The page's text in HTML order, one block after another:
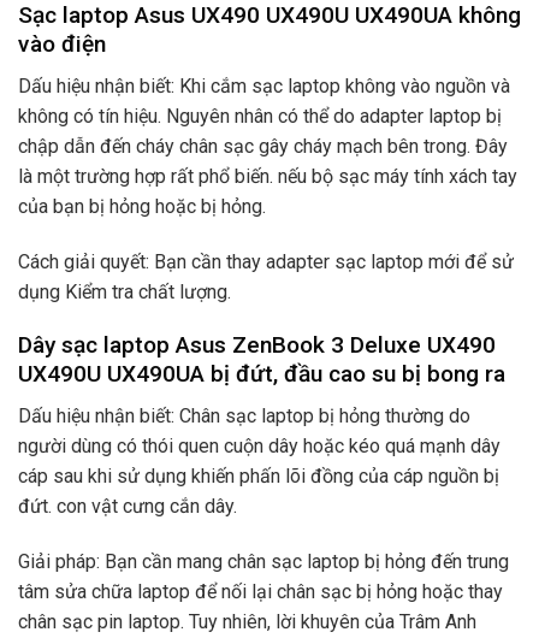
Sạc laptop Asus UX490 UX490U UX490UA không
vào điện
Dấu hiệu nhận biết: Khi cắm sạc laptop không vào nguồn và
không có tín hiệu. Nguyên nhân có thể do adapter laptop bị
chập dẫn đến cháy chân sạc gây cháy mạch bên trong. Đây
là một trường hợp rất phổ biến. nếu bộ sạc máy tính xách tay
của bạn bị hỏng hoặc bị hỏng.
Cách giải quyết: Bạn cần thay adapter sạc laptop mới để sử
dụng Kiểm tra chất lượng.
Dây sạc laptop Asus ZenBook 3 Deluxe UX490
UX490U UX490UA bị đứt, đầu cao su bị bong ra
Dấu hiệu nhận biết: Chân sạc laptop bị hỏng thường do
người dùng có thói quen cuộn dây hoặc kéo quá mạnh dây
cáp sau khi sử dụng khiến phấn lõi đồng của cáp nguồn bị
đứt. con vật cưng cắn dây.
Giải pháp: Bạn cần mang chân sạc laptop bị hỏng đến trung
tâm sửa chữa laptop để nối lại chân sạc bị hỏng hoặc thay
chân sạc pin laptop. Tuy nhiên, lời khuyên của Trâm Anh